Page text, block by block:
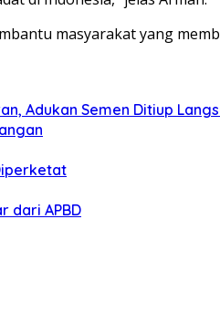
masyarakat yang
Adukan Semen Ditiup
dari APBD